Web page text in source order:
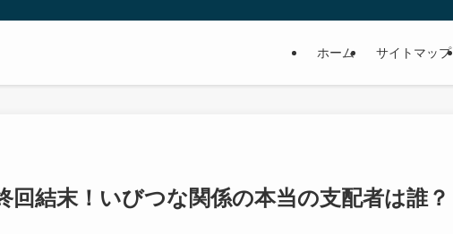
ホーム サイトマップ
回結末！いびつな関係の本当の支配者は誰？